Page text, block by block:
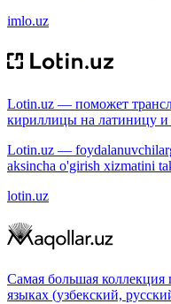
imlo.uz
Lotin.uz — поможет
кириллицы на латиницу и
Lotin.uz —
aksincha o'girish xizmatini
lotin.uz
Самая большая коллекция
языках (узбекский,